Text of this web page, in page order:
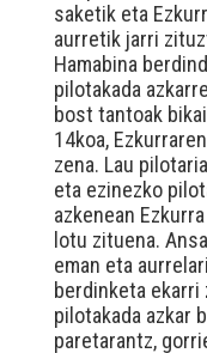
saketik eta
aurretik jarri
Hamabina
pilotakada
bost tantoak
14koa,
zena. Lau
eta ezinezko
azkenean
lotu zituena.
eman eta
berdinketa ekarri
pilotakada azkar
paretarantz,